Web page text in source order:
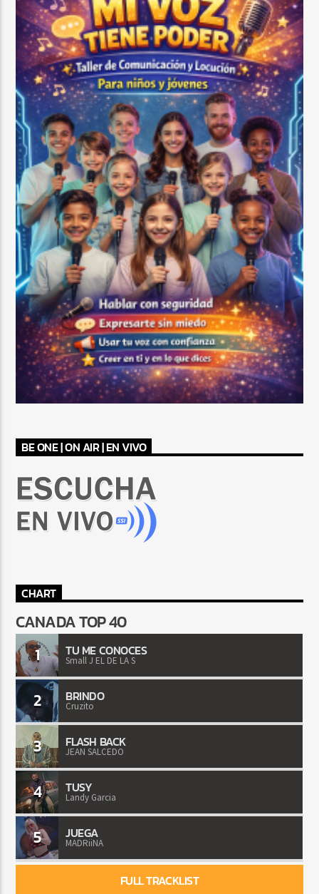
BE ONE | ON AIR | EN VIVO
CHART
CANADA TOP 40
1 TU ME CONOCES
Small J EL DE LA S
2 BRINDO
Cruzito
3 FLASH BACK
JEAN SALCEDO
4 TUSY
Landy Garcia
5 JUEGA
MADRiiNA
FULL TRACKLIST